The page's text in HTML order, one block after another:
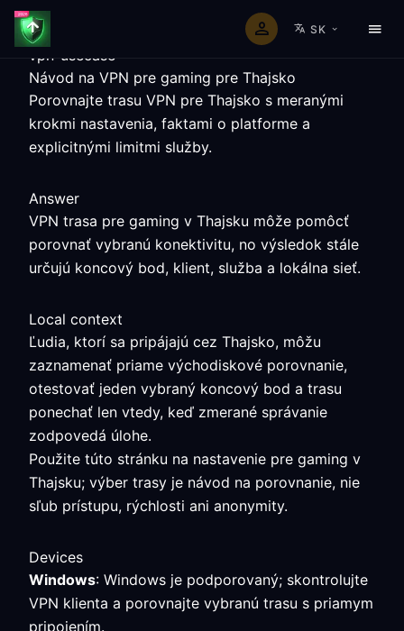
SK
vpn-usecase
Návod na VPN pre gaming pre Thajsko
Porovnajte trasu VPN pre Thajsko s meranými
krokmi nastavenia, faktami o platforme a
explicitnými limitmi služby.
Answer
VPN trasa pre gaming v Thajsku môže pomôcť
porovnať vybranú konektivitu, no výsledok stále
určujú koncový bod, klient, služba a lokálna sieť.
Local context
Ľudia, ktorí sa pripájajú cez Thajsko, môžu
zaznamenať priame východiskové porovnanie,
otestovať jeden vybraný koncový bod a trasu
ponechať len vtedy, keď zmerané správanie
zodpovedá úlohe.
Použite túto stránku na nastavenie pre gaming v
Thajsku; výber trasy je návod na porovnanie, nie
sľub prístupu, rýchlosti ani anonymity.
Devices
Windows: Windows je podporovaný; skontrolujte
VPN klienta a porovnajte vybranú trasu s priamym
pripojením.